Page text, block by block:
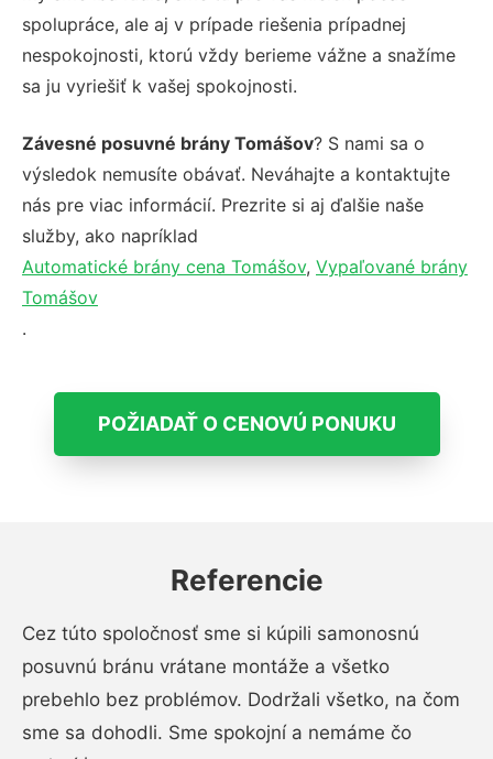
spolupráce, ale aj v prípade riešenia prípadnej
nespokojnosti, ktorú vždy berieme vážne a snažíme
sa ju vyriešiť k vašej spokojnosti.
Závesné posuvné brány Tomášov? S nami sa o
výsledok nemusíte obávať. Neváhajte a kontaktujte
nás pre viac informácií. Prezrite si aj ďalšie naše
služby, ako napríklad
Automatické brány cena Tomášov, Vypaľované brány
Tomášov
.
POŽIADAŤ O CENOVÚ PONUKU
Referencie
Cez túto spoločnosť sme si kúpili samonosnú
posuvnú bránu vrátane montáže a všetko
prebehlo bez problémov. Dodržali všetko, na čom
sme sa dohodli. Sme spokojní a nemáme čo